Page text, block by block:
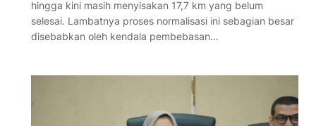
hingga kini masih menyisakan 17,7 km yang belum
selesai. Lambatnya proses normalisasi ini sebagian besar
disebabkan oleh kendala pembebasan…